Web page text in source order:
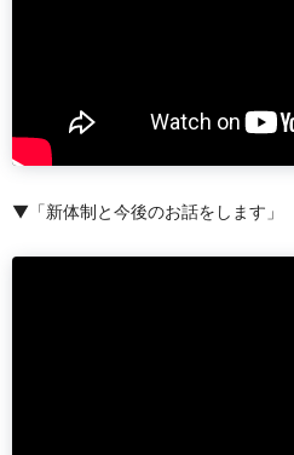
▼「新体制と今後のお話をします」